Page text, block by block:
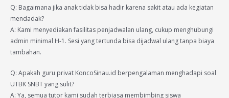
Q: Bagaimana jika anak tidak bisa hadir karena sakit atau ada kegiatan
mendadak?
A: Kami menyediakan fasilitas penjadwalan ulang, cukup menghubungi
admin minimal H-1. Sesi yang tertunda bisa dijadwal ulang tanpa biaya
tambahan.
Q: Apakah guru privat KoncoSinau.id berpengalaman menghadapi soal
UTBK SNBT yang sulit?
A: Ya, semua tutor kami sudah terbiasa membimbing siswa